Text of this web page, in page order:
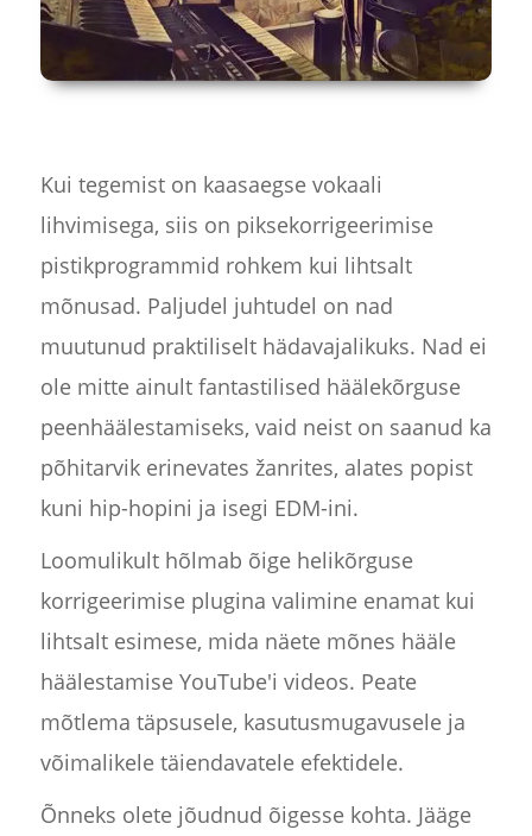
Kui tegemist on kaasaegse vokaali
lihvimisega, siis on piksekorrigeerimise
pistikprogrammid rohkem kui lihtsalt
mõnusad. Paljudel juhtudel on nad
muutunud praktiliselt hädavajalikuks. Nad ei
ole mitte ainult fantastilised häälekõrguse
peenhäälestamiseks, vaid neist on saanud ka
põhitarvik erinevates žanrites, alates popist
kuni hip-hopini ja isegi EDM-ini.
Loomulikult hõlmab õige helikõrguse
korrigeerimise plugina valimine enamat kui
lihtsalt esimese, mida näete mõnes hääle
häälestamise YouTube'i videos. Peate
mõtlema täpsusele, kasutusmugavusele ja
võimalikele täiendavatele efektidele.
Õnneks olete jõudnud õigesse kohta. Jääge